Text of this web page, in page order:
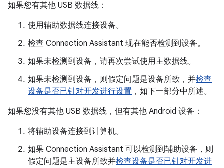
如果您有其他 USB 数据线：
使用辅助数据线连接设备。
检查 Connection Assistant 现在能否检测到设备。
如果未检测到设备，请再次尝试使用主数据线。
如果未检测到设备，则假定问题是设备所致，并检查
设备是否已针对开发进行设置 ，如下一部分中所述。
如果您没有其他 USB 数据线，但有其他 Android 设备：
将辅助设备连接到计算机。
如果 Connection Assistant 可以检测到辅助设备，则
假定问题是主设备所致并检查设备是否已针对开发进